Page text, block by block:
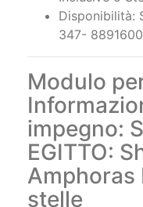
Disponibilità:
347-
Modulo
impegno:
EGITTO:
Amphoras
stelle